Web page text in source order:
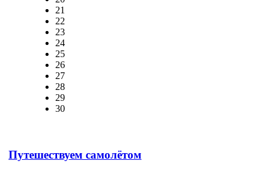
21
22
23
24
25
26
27
28
29
30
Путешествуем самолётом